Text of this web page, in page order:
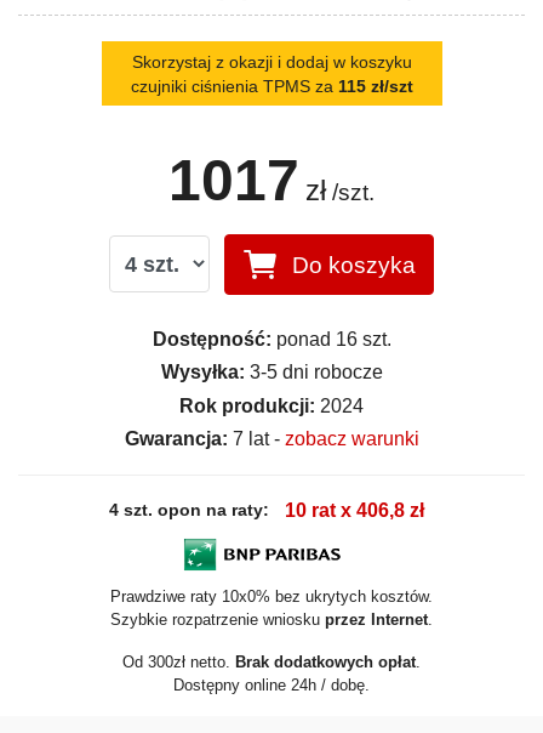
Skorzystaj z okazji i dodaj w koszyku
czujniki ciśnienia TPMS za 115 zł/szt
1017 zł /szt.
Do koszyka
Dostępność: ponad 16 szt.
Wysyłka: 3-5 dni robocze
Rok produkcji: 2024
Gwarancja: 7 lat - zobacz warunki
4 szt. opon na raty: 10 rat x 406,8 zł
Prawdziwe raty 10x0% bez ukrytych kosztów.
Szybkie rozpatrzenie wniosku przez Internet
Od 300zł netto. Brak dodatkowych opłat
Dostępny online 24h / dobę.